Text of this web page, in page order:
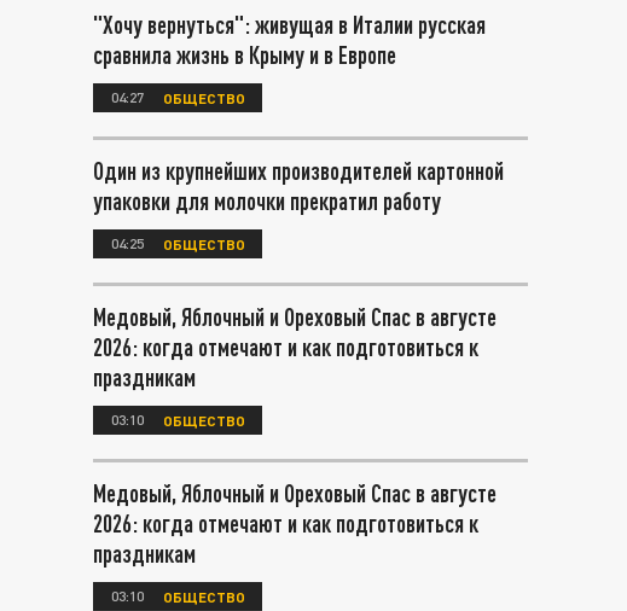
"Хочу вернуться": живущая в Италии русская
сравнила жизнь в Крыму и в Европе
04:27 ОБЩЕСТВО
Один из крупнейших производителей картонной
упаковки для молочки прекратил работу
04:25 ОБЩЕСТВО
Медовый, Яблочный и Ореховый Спас в августе
2026: когда отмечают и как подготовиться к
праздникам
03:10 ОБЩЕСТВО
Медовый, Яблочный и Ореховый Спас в августе
2026: когда отмечают и как подготовиться к
праздникам
03:10 ОБЩЕСТВО